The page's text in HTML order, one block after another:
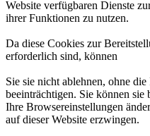
Website verfügbaren Dienste
ihrer Funktionen zu nutzen.
Da diese Cookies zur
erforderlich sind, können
Sie sie nicht ablehnen, ohne
beeinträchtigen. Sie können
Ihre Browsereinstellungen
auf dieser Website erzwingen.